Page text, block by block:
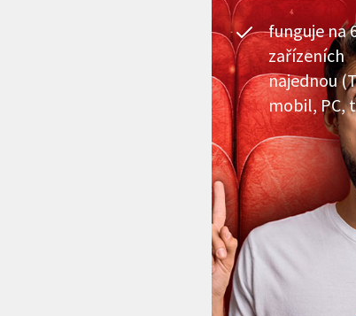
funguje na
zařízeních
najednou
mobil, PC,